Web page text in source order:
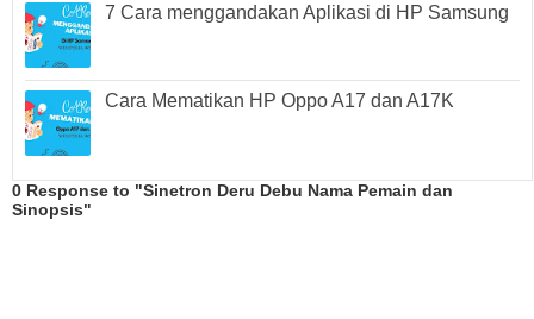
7 Cara menggandakan Aplikasi di HP Samsung
Cara Mematikan HP Oppo A17 dan A17K
0 Response to "Sinetron Deru Debu Nama Pemain dan
Sinopsis"